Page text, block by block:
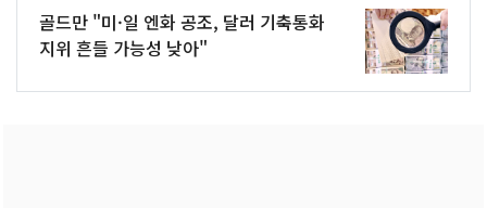
골드만 "미·일 엔화 공조, 달러 기축통화
지위 흔들 가능성 낮아"